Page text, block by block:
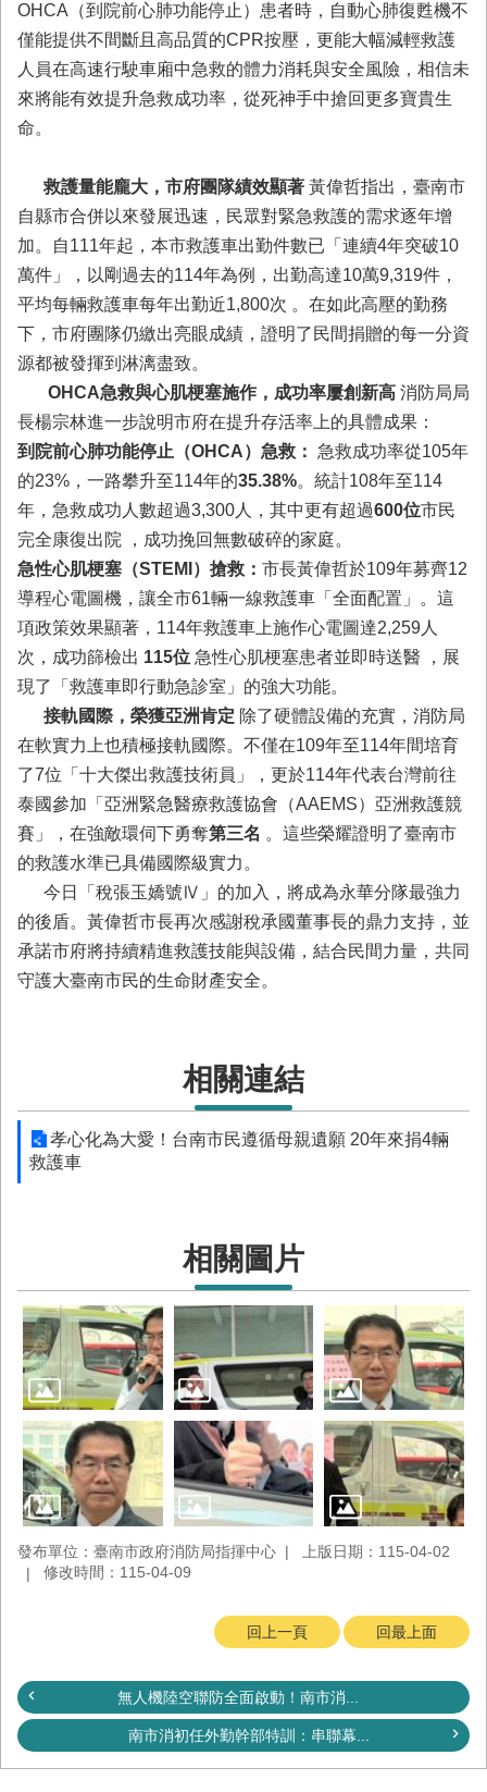
站
導
覽
回
臺
府
網
站
English
回
首
臺
南
市
政
府
消
防
局
News
臉
書
專
機
關
位
置
圖
私
權
及
安
站
資
料
開
OHCA（到院前心肺功能停止）患者時，自動心肺復甦機不
僅能提供不間斷且高品質的CPR按壓，更能大幅減輕救護
人員在高速行駛車廂中急救的體力消耗與安全風險，相信未
來將能有效提升急救成功率，從死神手中搶回更多寶貴生
命。
救護量能龐大，市府團隊績效顯著 黃偉哲指出，臺南市
自縣市合併以來發展迅速，民眾對緊急救護的需求逐年增
加。自111年起，本市救護車出勤件數已「連續4年突破10
萬件」，以剛過去的114年為例，出勤高達10萬9,319件，
平均每輛救護車每年出勤近1,800次 。在如此高壓的勤務
下，市府團隊仍繳出亮眼成績，證明了民間捐贈的每一分資
源都被發揮到淋漓盡致。
OHCA急救與心肌梗塞施作，成功率屢創新高 消防局局
長楊宗林進一步說明市府在提升存活率上的具體成果：
到院前心肺功能停止（OHCA）急救：
急救成功率從105年
的23%，一路攀升至114年的35.38%。統計108年至114
年，急救成功人數超過3,300人，其中更有超過600位市民
完全康復出院 ，成功挽回無數破碎的家庭。
急性心肌梗塞（STEMI）搶救： 市長黃偉哲於109年募齊12
導程心電圖機，讓全市61輛一線救護車「全面配置」。這
項政策效果顯著，114年救護車上施作心電圖達2,259人
次，成功篩檢出 115位 急性心肌梗塞患者並即時送醫 ，展
現了「救護車即行動急診室」的強大功能。
接軌國際，榮獲亞洲肯定 除了硬體設備的充實，消防局
在軟實力上也積極接軌國際。不僅在109年至114年間培育
了7位「十大傑出救護技術員」，更於114年代表台灣前往
泰國參加「亞洲緊急醫療救護協會（AAEMS）亞洲救護競
賽」，在強敵環伺下勇奪第三名 。這些榮耀證明了臺南市
的救護水準已具備國際級實力。
今日「稅張玉嬌號Ⅳ」的加入，將成為永華分隊最強力
的後盾。黃偉哲市長再次感謝稅承國董事長的鼎力支持，並
承諾市府將持續精進救護技能與設備，結合民間力量，共同
守護大臺南市民的生命財產安全。
相關連結
孝心化為大愛！台南市民遵循母親遺願 20年來捐4輛
救護車
相關圖片
發布單位：臺南市政府消防局指揮中心
上版日期：115-04-02
修改時間：115-04-09
回上一頁 回最上面
無人機陸空聯防全面啟動！南市消...
南市消初任外勤幹部特訓：串聯幕...